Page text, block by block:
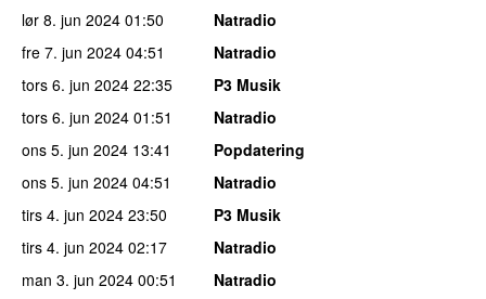
lør 8. jun 2024 01:50
Natradio
fre 7. jun 2024 04:51
Natradio
tors 6. jun 2024 22:35
P3 Musik
tors 6. jun 2024 01:51
Natradio
ons 5. jun 2024 13:41
Popdatering
ons 5. jun 2024 04:51
Natradio
tirs 4. jun 2024 23:50
P3 Musik
tirs 4. jun 2024 02:17
Natradio
man 3. jun 2024 00:51
Natradio